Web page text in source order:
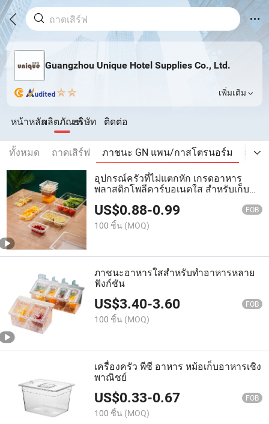
Guangzhou Unique Hotel Supplies Co., Ltd.
เพิ่มเติม
หน้าหลักผลิตภัณฑ์บริษัท ติดต่อ
ทั้งหมด ถาดเสิร์ฟ ภาชนะ GN แพน/กาสโตรนอร์ม
ถังเ
อุปกรณ์ครัวที่ไม่แตกหัก เกรดอาหาร
พลาสติกโพลีคาร์บอเนตใส สำหรับเก็บ
US$0.88-0.99 FOB
100 ชิ้น (MOQ)
ภาชนะอาหารใสสำหรับทำอาหารหลาย
ฟังก์ชัน
US$3.40-3.60 FOB
100 ชิ้น (MOQ)
เครื่องครัว พีซี อาหาร หม้อเก็บอาหารเชิง
พาณิชย์
US$0.33-0.67 FOB
100 ชิ้น (MOQ)